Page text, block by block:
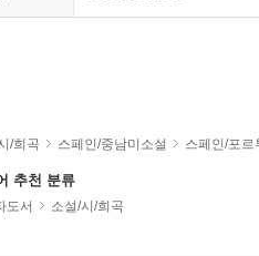
/희곡 스페인/중남미소설 스페인/포르
추천 분류
도서 소설/시/희곡